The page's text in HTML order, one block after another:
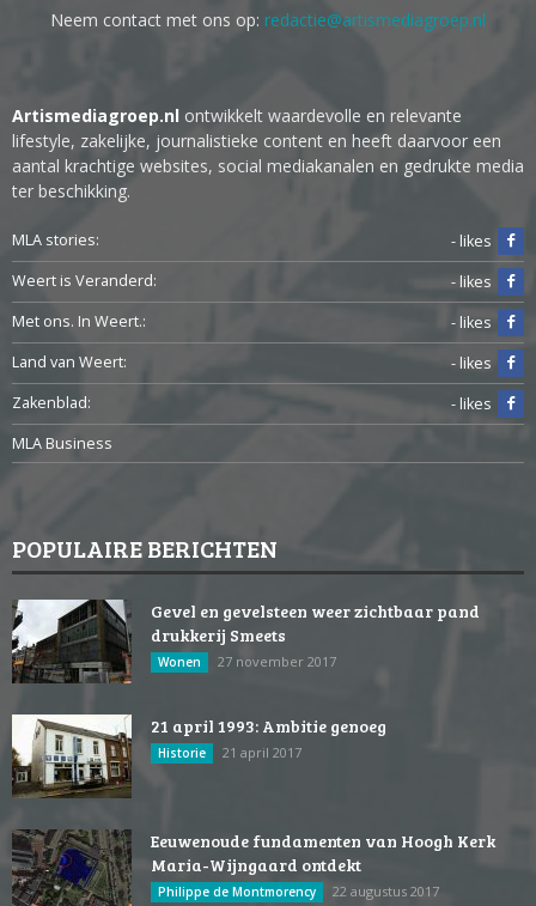
Neem contact met ons op: redactie@artismediagroep.nl
Artismediagroep.nl ontwikkelt waardevolle en relevante
lifestyle, zakelijke, journalistieke content en heeft daarvoor een
aantal krachtige websites, social mediakanalen en gedrukte media
ter beschikking.
MLA stories:
- likes
Weert is Veranderd:
- likes
Met ons. In Weert.:
- likes
Land van Weert:
- likes
Zakenblad:
- likes
MLA Business
POPULAIRE BERICHTEN
Gevel en gevelsteen weer zichtbaar pand
drukkerij Smeets
Wonen 27 november 2017
21 april 1993: Ambitie genoeg
Historie 21 april 2017
Eeuwenoude fundamenten van Hoogh Kerk
Maria-Wijngaard ontdekt
Philippe de Montmorency 22 augustus 2017